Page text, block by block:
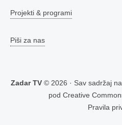
Projekti & programi
Piši za nas
Zadar TV © 2026 · Sav sadržaj
pod Creative
Pravila